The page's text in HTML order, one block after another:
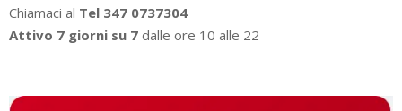
Chiamaci al Tel 347 0737304
Attivo 7 giorni su 7 dalle ore 10 alle 22